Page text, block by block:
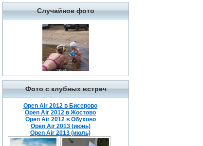
Случайное фото
Фото с клубных встреч
Open Air 2012 в Бисерово
Open Air 2012 в Жостово
Open Air 2012 в Обухово
Open Air 2013 (июнь)
Open Air 2013 (июль)